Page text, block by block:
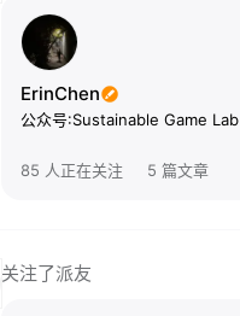
ErinChen
公众号:Sustainable Game Lab
85 人正在关注 5 篇文章
关注了派友